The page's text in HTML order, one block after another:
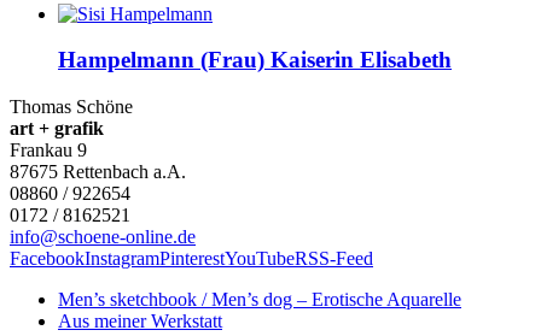
Hampelmann (Frau) Kaiserin Elisabeth
Thomas Schöne
art + grafik
Frankau 9
87675 Rettenbach a.A.
08860 / 922654
0172 / 8162521
info@schoene-online.de
FacebookInstagramPinterestYouTubeRSS-Feed
Men’s sketchbook / Men’s dog – Erotische Aquarelle
Aus meiner Werkstatt